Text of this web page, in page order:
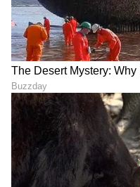
ವಿಜಯನಗರ ಜಿಲ್ಲೆ
ಆದರೆ, ಆಕರ್ಷಿಸಿದ್ದು
ಪ್ರಜಾವಾಣಿ, ವಿಜಯವಾಣಿ
ಕಾರ್ಯನಿರ್ವಹಿಸುತ್ತಿದ್ದೇನೆ.
ಡಿಜಿಟಲ್
ಸುದ್ದಿಗಳನ್ನೂ
ಹವ್ಯಾಸ.
ಕರ್ನಾಟಕ ಸುದ್ದಿ ಲೋಕಾಯುಕ್ತ